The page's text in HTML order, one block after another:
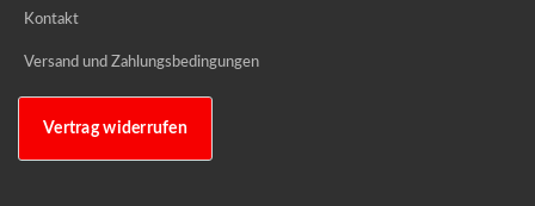
Kontakt
Versand und Zahlungsbedingungen
Vertrag widerrufen